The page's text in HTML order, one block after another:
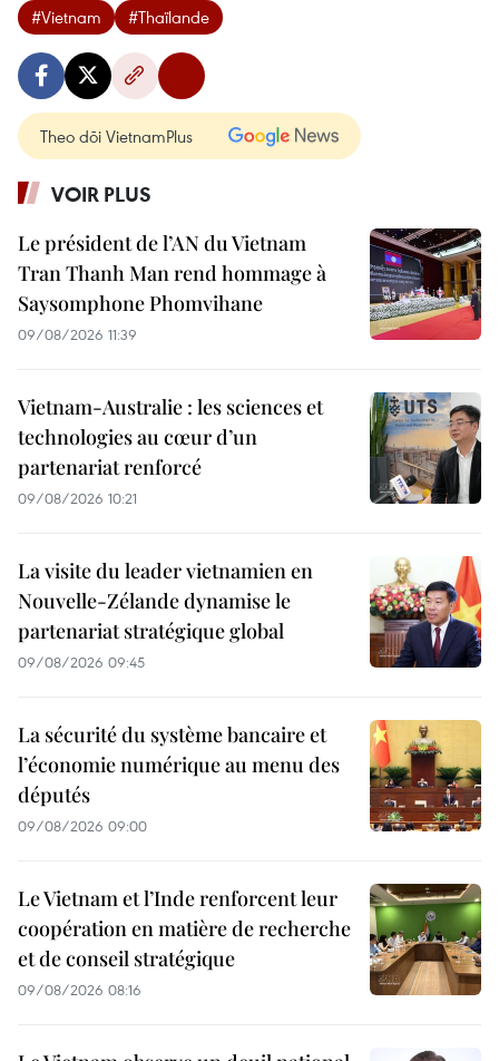
#Vietnam #Thaïlande
Theo dõi VietnamPlus
VOIR PLUS
Le président de l’AN du Vietnam
Tran Thanh Man rend hommage à
Saysomphone Phomvihane
09/08/2026 11:39
Vietnam-Australie : les sciences et
technologies au cœur d’un
partenariat renforcé
09/08/2026 10:21
La visite du leader vietnamien en
Nouvelle-Zélande dynamise le
partenariat stratégique global
09/08/2026 09:45
La sécurité du système bancaire et
l’économie numérique au menu des
députés
09/08/2026 09:00
Le Vietnam et l’Inde renforcent leur
coopération en matière de recherche
et de conseil stratégique
09/08/2026 08:16